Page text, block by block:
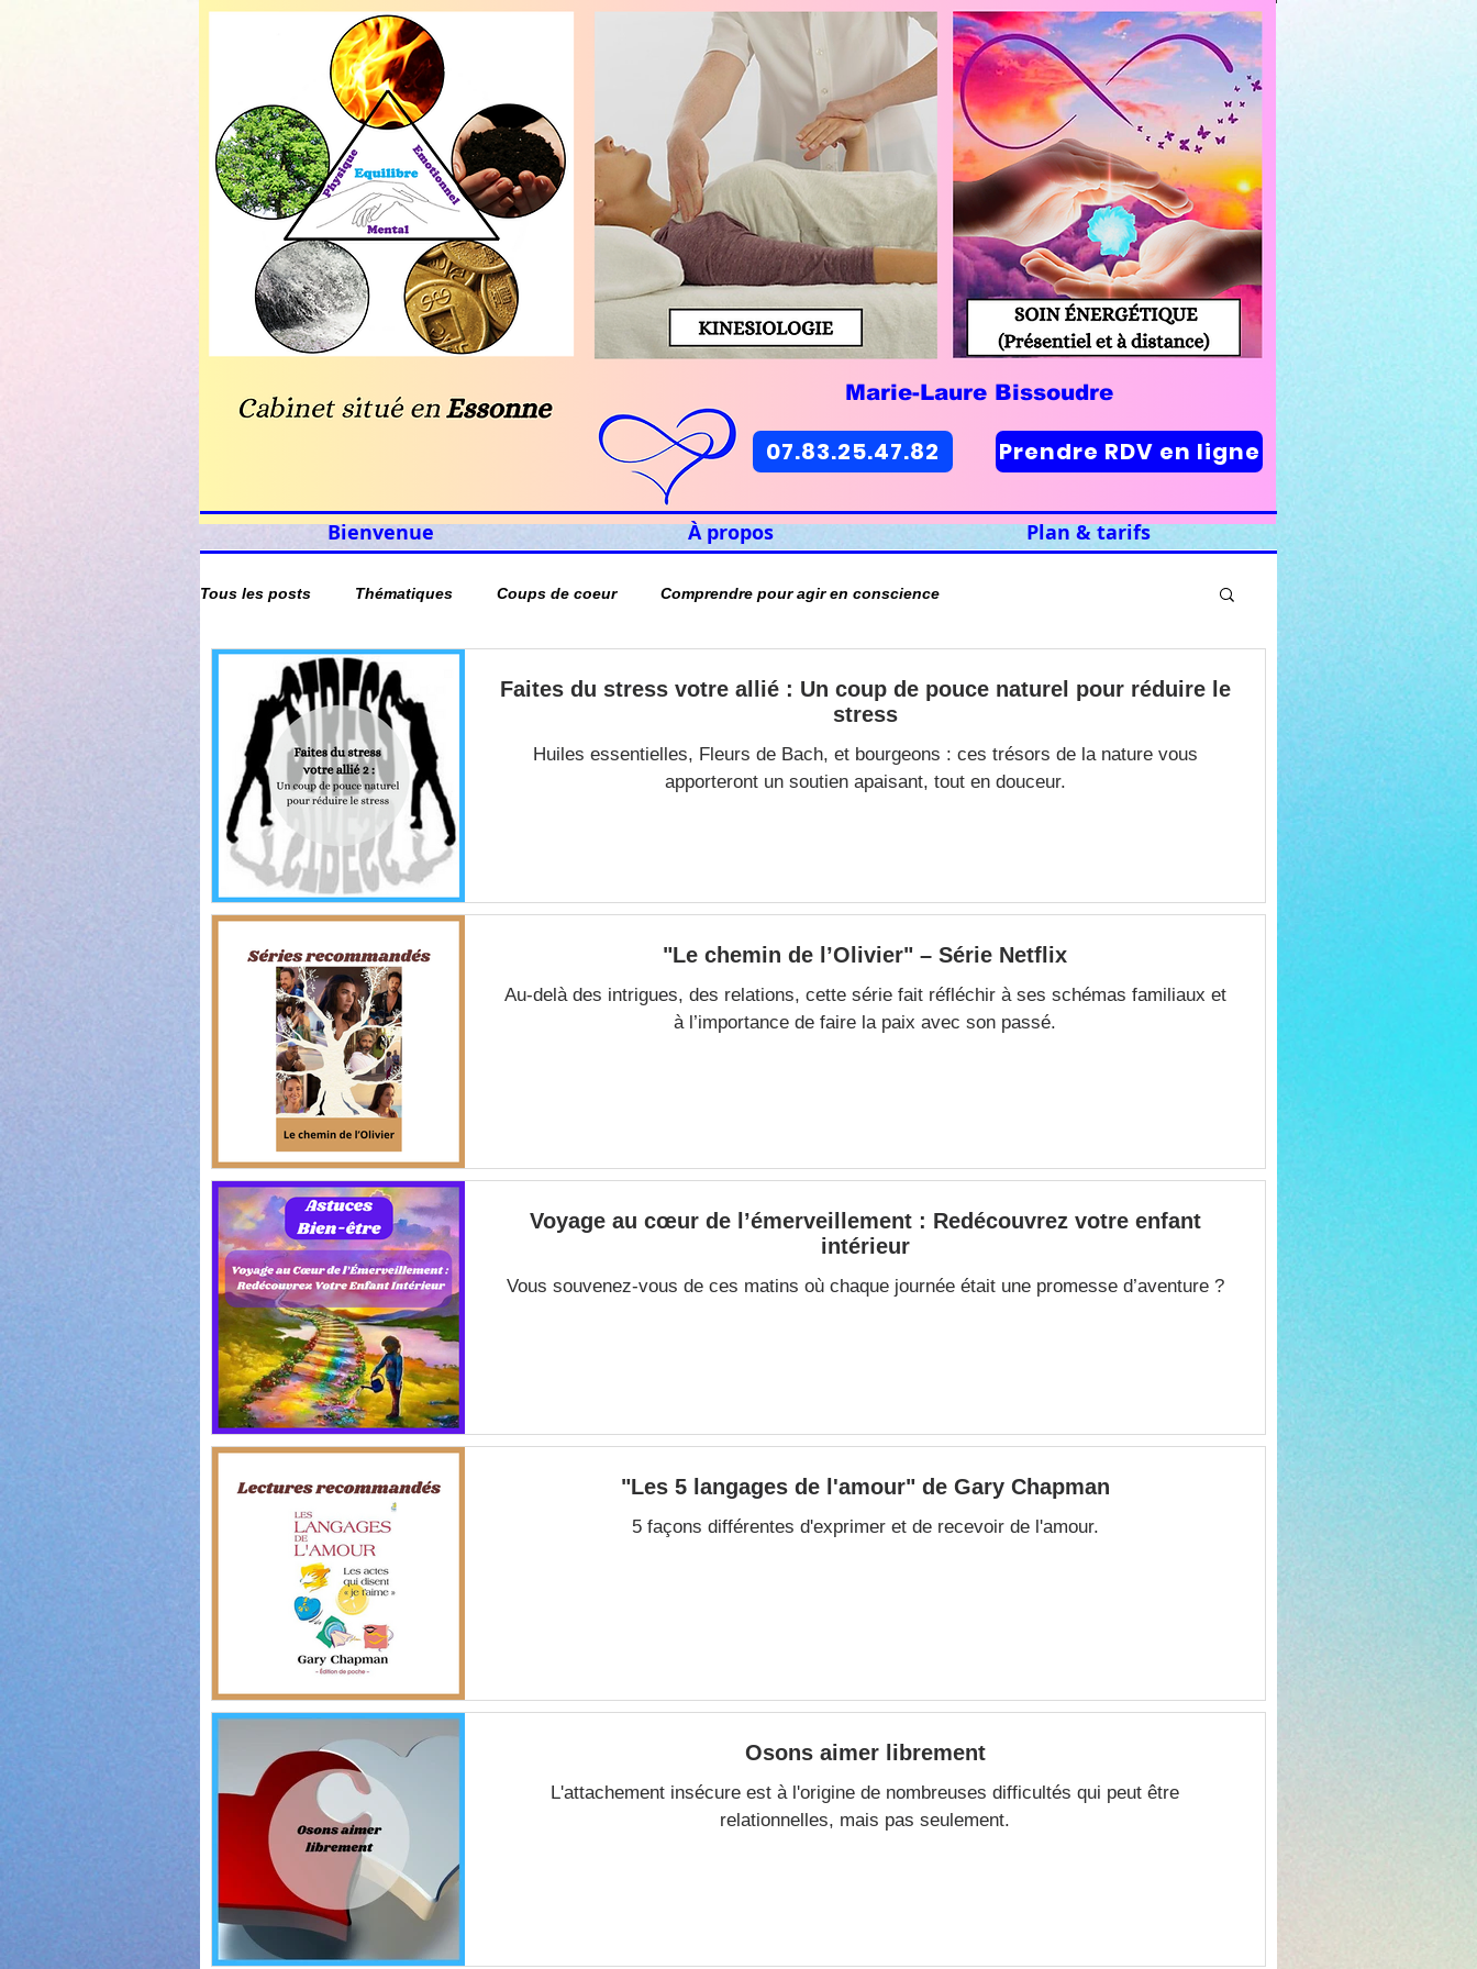
07.83.25.47.82 Prendre RDV en ligne
Marie-Laure Bissoudre
Tous les posts Thématiques Coups de coeur Comprendre pour agir en conscience
Faites du stress votre allié : Un coup de pouce naturel pour réduire le
stress
Huiles essentielles, Fleurs de Bach, et bourgeons : ces trésors de la nature vous
apporteront un soutien apaisant, tout en douceur.
"Le chemin de l’Olivier" – Série Netflix
Au-delà des intrigues, des relations, cette série fait réfléchir à ses schémas familiaux et
à l’importance de faire la paix avec son passé.
Voyage au cœur de l’émerveillement : Redécouvrez votre enfant
intérieur
Vous souvenez-vous de ces matins où chaque journée était une promesse d’aventure ?
"Les 5 langages de l'amour" de Gary Chapman
5 façons différentes d'exprimer et de recevoir de l'amour.
Osons aimer librement
L'attachement insécure est à l'origine de nombreuses difficultés qui peut être
relationnelles, mais pas seulement.
Bienvenue À propos Plan & tarifs